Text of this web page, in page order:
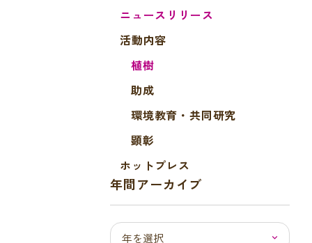
ニュースリリース
活動内容
植樹
助成
環境教育・共同研究
顕彰
ホットプレス
年間アーカイブ